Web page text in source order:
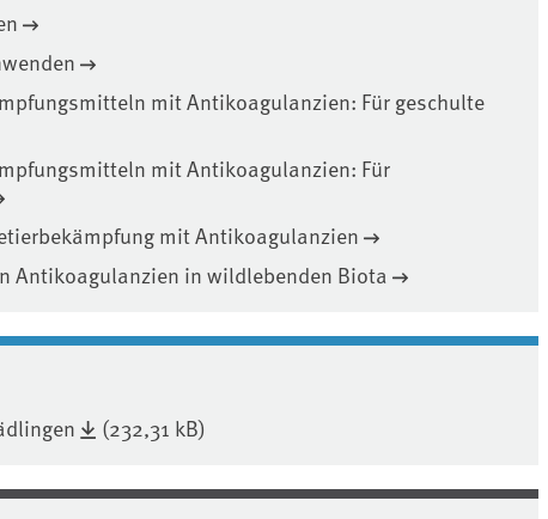
mit Antikoagulanzien: Für geschulte
mit Antikoagulanzien: Für
mit Antikoagulanzien
Antikoagulanzien in wildlebenden Biota
(232,31 kB)